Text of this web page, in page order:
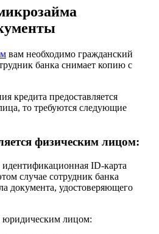
вам необходимо гражданский
банка снимает копию с
кредита предоставляется
то требуются следующие
физическим лицом:
ID-карта
случае сотрудник банка
документа, удостоверяющего
юридическим лицом: